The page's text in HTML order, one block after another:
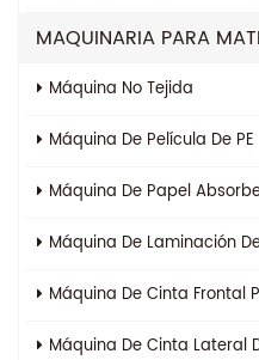
MAQUINARIA PARA
Máquina No Tejida
Máquina De Película De PE
Máquina De Papel
Máquina De Laminación
Máquina De Cinta Frontal
Máquina De Cinta Lateral